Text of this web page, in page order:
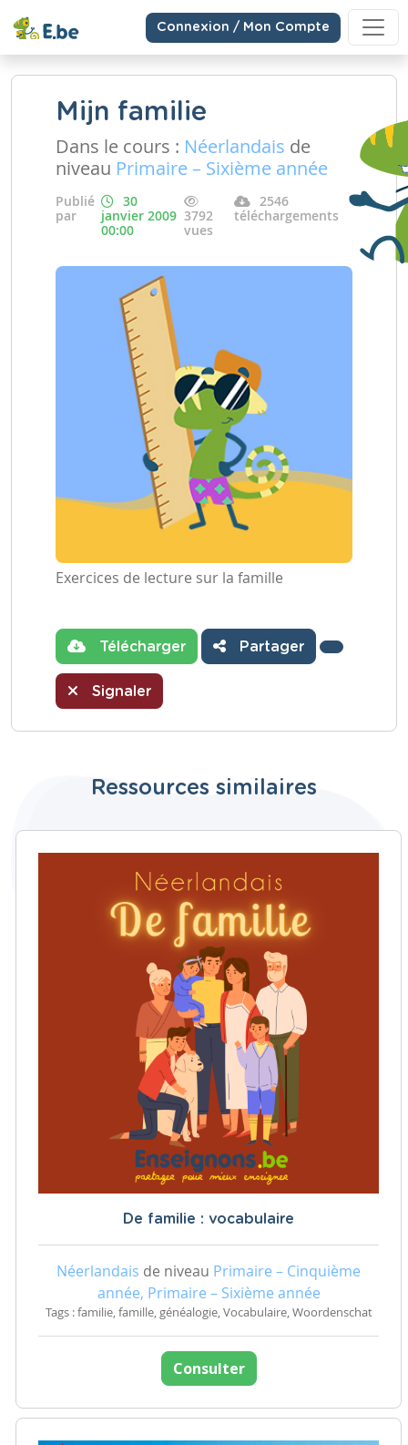
Connexion / Mon Compte
Mijn familie
Dans le cours : Néerlandais de
niveau Primaire – Sixième année
Publié
par
30
janvier 2009
00:00
3792
vues
2546
téléchargements
Exercices de lecture sur la famille
Télécharger Partager
Signaler
Ressources similaires
De familie : vocabulaire
Néerlandais de niveau Primaire – Cinquième
année, Primaire – Sixième année
Tags : familie, famille, généalogie, Vocabulaire, Woordenschat
Consulter